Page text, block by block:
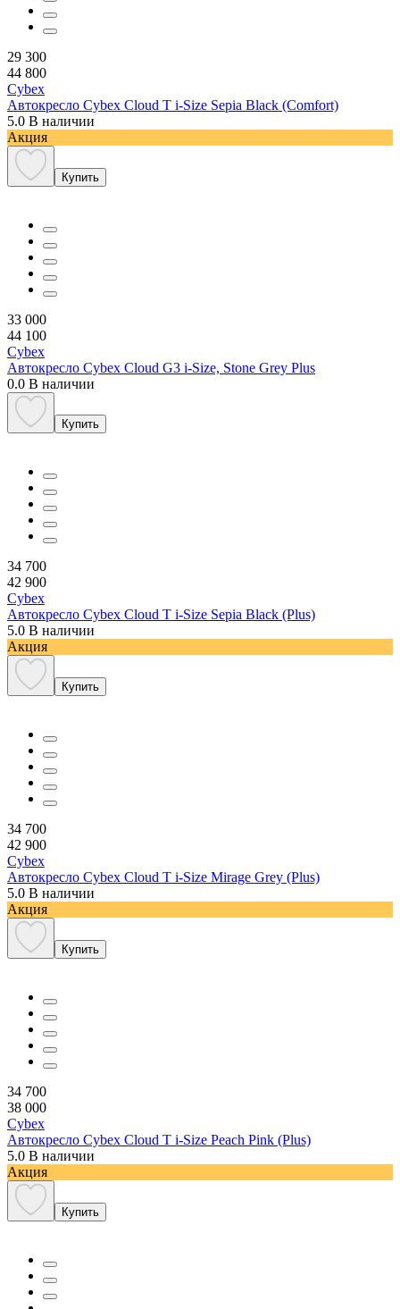
29 300
44 800
Cybex
Автокресло Cybex Cloud T i-Size Sepia Black (Comfort)
5.0 В наличии
Акция
Купить
33 000
44 100
Cybex
Автокресло Cybex Cloud G3 i-Size, Stone Grey Plus
0.0 В наличии
Купить
34 700
42 900
Cybex
Автокресло Cybex Cloud T i-Size Sepia Black (Plus)
5.0 В наличии
Акция
Купить
34 700
42 900
Cybex
Автокресло Cybex Cloud T i-Size Mirage Grey (Plus)
5.0 В наличии
Акция
Купить
34 700
38 000
Cybex
Автокресло Cybex Cloud T i-Size Peach Pink (Plus)
5.0 В наличии
Акция
Купить